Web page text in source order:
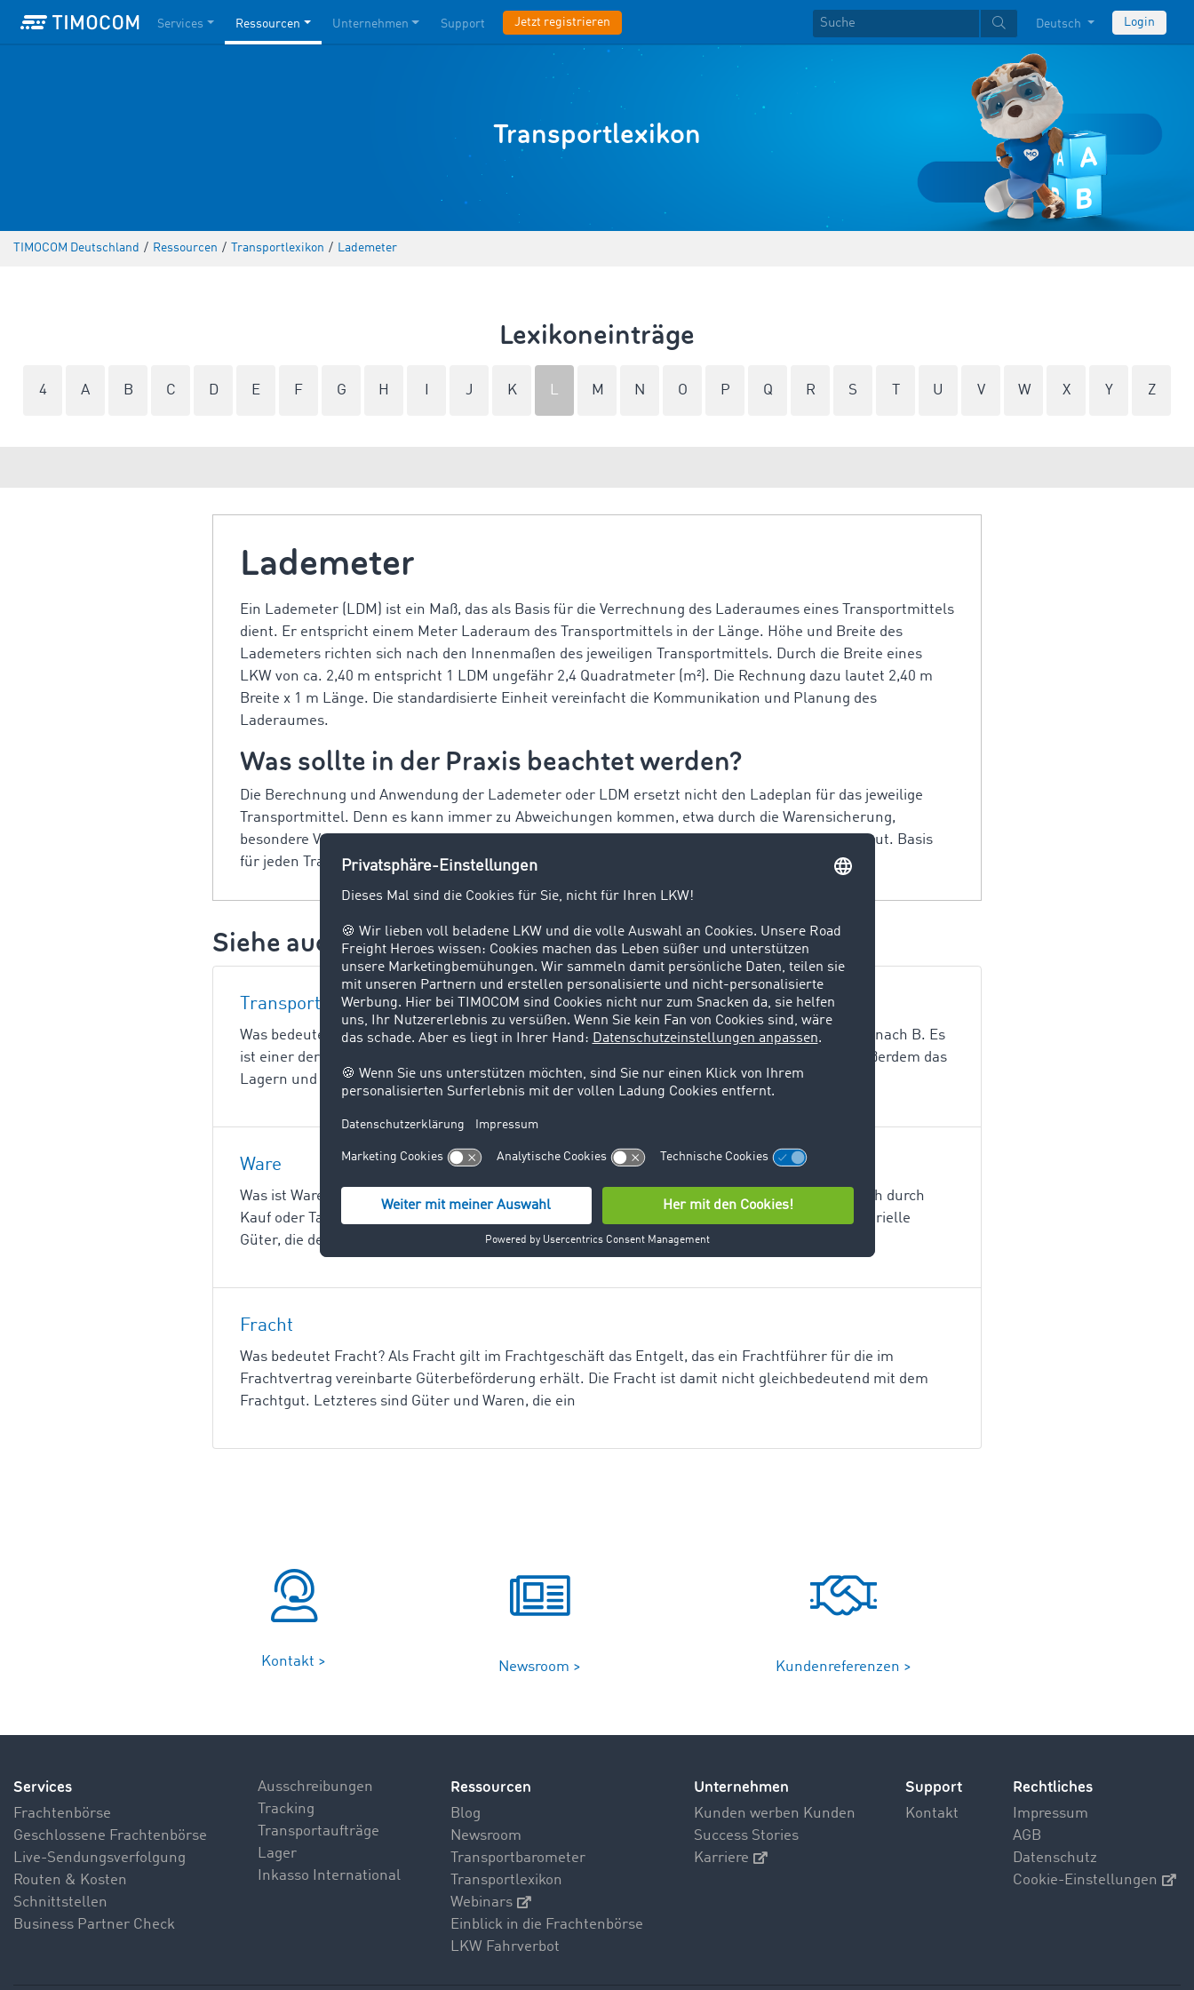
Services Ressourcen Unternehmen Support Jetzt registrieren Deutsch Login
Transportlexikon
TIMOCOM Deutschland / Ressourcen / Transportlexikon / Lademeter
Lexikoneinträge
4 A B C D E F G H J K L M N O P Q R S U V W X Y Z
Lademeter
Ein Lademeter (LDM) ist ein Maß, das als Basis für die Verrechnung des Laderaumes eines Transportmittels
dient. Er entspricht einem Meter Laderaum des Transportmittels in der Länge. Höhe und Breite des
Lademeters richten sich nach den Innenmaßen des jeweiligen Transportmittels. Durch die Breite eines
LKW von ca. 2,40 m entspricht 1 LDM ungefähr 2,4 Quadratmeter (m²). Die Rechnung dazu lautet 2,40 m
Breite x 1 m Länge. Die standardisierte Einheit vereinfacht die Kommunikation und Planung des
Laderaumes.
Was sollte in der Praxis beachtet werden?
Die Berechnung und Anwendung der Lademeter oder LDM ersetzt nicht den Ladeplan für das jeweilige
Transportmittel. Denn es kann immer zu Abweichungen kommen, etwa durch die Warensicherung,
besondere Vorgaben zur Behandlung von Gefahrgütern oder durch besonders schweres Frachtgut. Basis
für jeden Transport sollte deshalb der Ladeplan sein.
Siehe auch:
Transport
Was bedeutet Transport? Bei einem Transport befördern Fahrzeuge Personen oder Güter von A nach B. Es
ist einer der drei Hauptprozesse in der Logistik. Zu den sogenannten TUL-Prozessen zählen außerdem das
Lagern und Umschlagen. Durch die Vielzahl an logistischen
Ware
Was ist Ware? Ware ist ein bewegliches Produkt und bezeichnet ein Erzeugnis, das ausschließlich durch
Kauf oder Tausch erwerbbar ist. Nach wirtschaftswissenschaftlicher Definition sind Waren materielle
Güter, die der Befriedigung bestimmter menschlicher
Fracht
Was bedeutet Fracht? Als Fracht gilt im Frachtgeschäft das Entgelt, das ein Frachtführer für die im
Frachtvertrag vereinbarte Güterbeförderung erhält. Die Fracht ist damit nicht gleichbedeutend mit dem
Frachtgut. Letzteres sind Güter und Waren, die ein
Kontakt > Newsroom > Kundenreferenzen >
Services
Frachtenbörse
Geschlossene Frachtenbörse
Live-Sendungsverfolgung
Routen & Kosten
Schnittstellen
Business Partner Check
Ausschreibungen
Tracking
Transportaufträge
Lager
Inkasso International
Ressourcen
Blog
Newsroom
Transportbarometer
Transportlexikon
Webinars
Einblick in die Frachtenbörse
LKW Fahrverbot
Unternehmen
Kunden werben Kunden
Success Stories
Karriere
Support
Kontakt
Rechtliches
Impressum
AGB
Datenschutz
Cookie-Einstellungen